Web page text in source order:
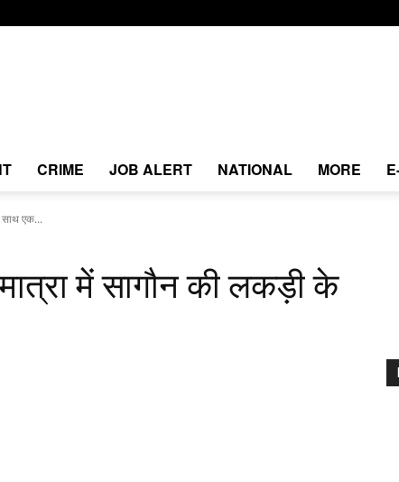
CRIME JOB ALERT NATIONAL MORE
साथ एक...
में सागौन की लकड़ी के